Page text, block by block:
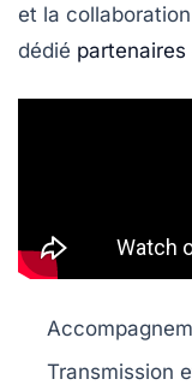
et la
dédié
Transmission